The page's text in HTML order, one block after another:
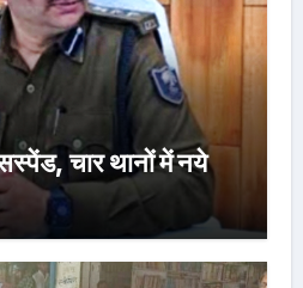
चार थानों में नये